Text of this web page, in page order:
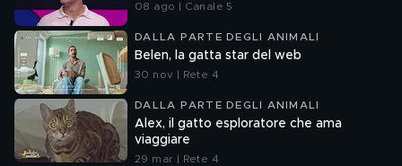
08 ago | Canale 5
DALLA PARTE DEGLI ANIMALI
Belen, la gatta star del web
30 nov | Rete 4
DALLA PARTE DEGLI ANIMALI
Alex, il gatto esploratore che ama
viaggiare
29 mar | Rete 4